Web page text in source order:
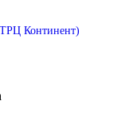
Континент)